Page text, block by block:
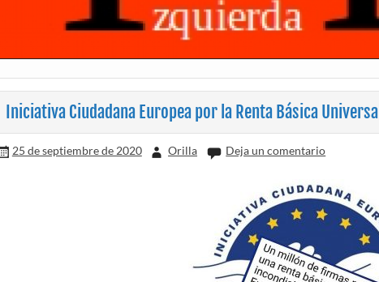
Iniciativa Ciudadana Europea por la Renta Básica Universal
25 de septiembre de 2020 Orilla Deja un comentario